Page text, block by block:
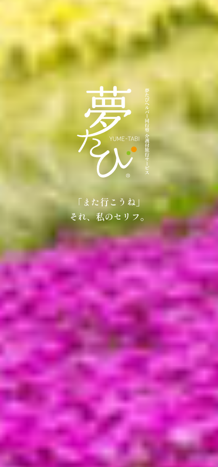
「また行こうね」
それ、私のセリフ。
一緒だと「おいしい」は、
「うれしい」に変わる。